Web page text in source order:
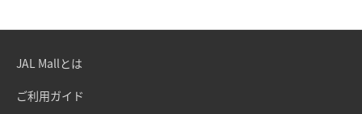
JAL Mallとは
ご利用ガイド